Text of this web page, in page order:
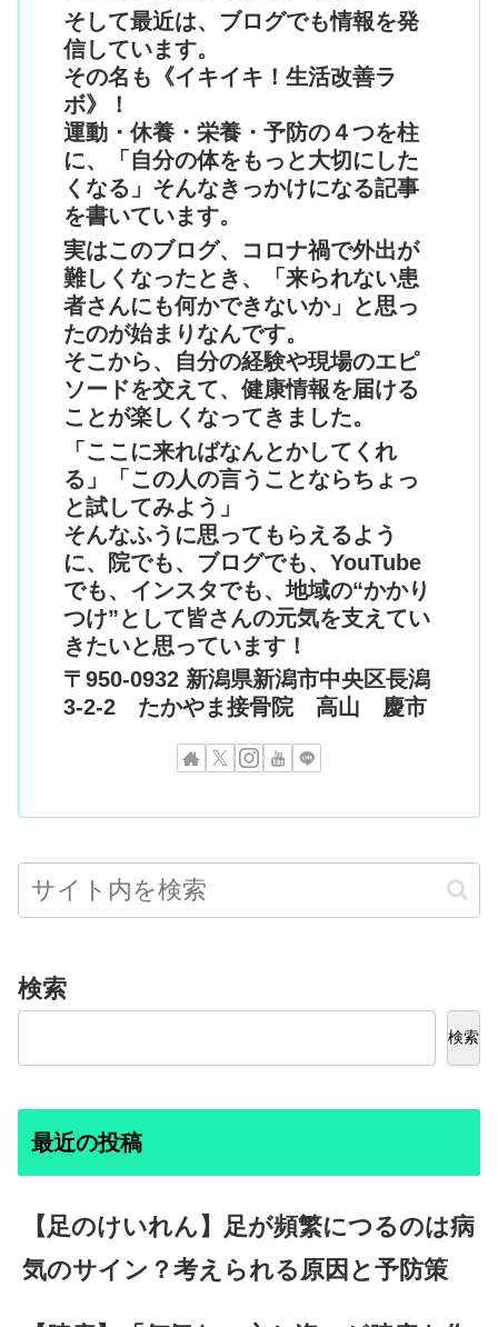
そして最近は、ブログでも情報を発
信しています。
その名も《イキイキ！生活改善ラ
ボ》！
運動・休養・栄養・予防の４つを柱
に、「自分の体をもっと大切にした
くなる」そんなきっかけになる記事
を書いています。
実はこのブログ、コロナ禍で外出が
難しくなったとき、「来られない患
者さんにも何かできないか」と思っ
たのが始まりなんです。
そこから、自分の経験や現場のエピ
ソードを交えて、健康情報を届ける
ことが楽しくなってきました。
「ここに来ればなんとかしてくれ
る」「この人の言うことならちょっ
と試してみよう」
そんなふうに思ってもらえるよう
に、院でも、ブログでも、YouTube
でも、インスタでも、地域の“かかり
つけ”として皆さんの元気を支えてい
きたいと思っています！
〒950-0932 新潟県新潟市中央区長潟
3-2-2 たかやま接骨院 高山 慶市
検索
検索
最近の投稿
【足のけいれん】足が頻繁につるのは病
気のサイン？考えられる原因と予防策